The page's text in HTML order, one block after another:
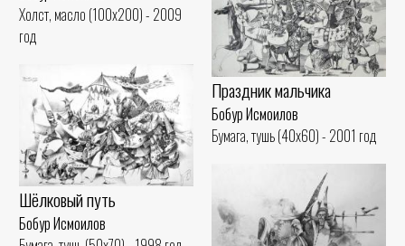
Холст, масло (100x200) - 2009
год
Праздник мальчика
Бобур Исмоилов
Бумага, тушь (40x60) - 2001 год
Шёлковый путь
Бобур Исмоилов